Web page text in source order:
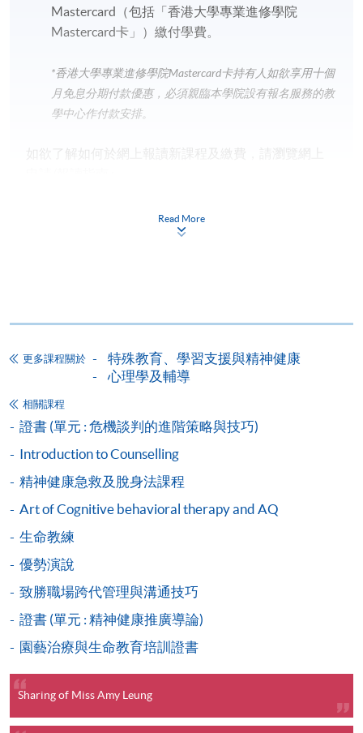
Mastercard（包括「香港大學專業進修學院
Mastercard卡」）繳付學費。
*香港大學專業進修學院Mastercard卡持有人如欲享用十個
月免息分期付款優惠，必須親臨本學院設有報名服務的教
學中心作付款安排。
如欲了解如何於網上報讀新課程及繳費，請瀏覽網上
交下期學費的學員，提供網上服務，如學員就讀的課
程設有此服務，課程負責人會通知學員有關程序。
網上支付可通過「繳費靈」(PPS) (不適用於手機)、
Pay) 、「支付寶」(Online Alipay) 或 「轉數快」(FPS)
繳付學費。
親身報名/郵遞
報讀新課程
凡以「先到先得」為取錄方式的課程，請填妥
SF26報名表，親往報名中心或以郵遞方式連同學
費以及所需證明文件呈交。
Read More
更多課程關於
特殊教育、學習支援與精神健康
心理學及輔導
相關課程
證書 (單元 : 危機談判的進階策略與技巧)
Introduction to Counselling
精神健康急救及脫身法課程
Art of Cognitive behavioral therapy and AQ
生命教練
優勢演說
致勝職場跨代管理與溝通技巧
證書 (單元 : 精神健康推廣導論)
園藝治療與生命教育培訓證書
Sharing of Miss Amy Leung